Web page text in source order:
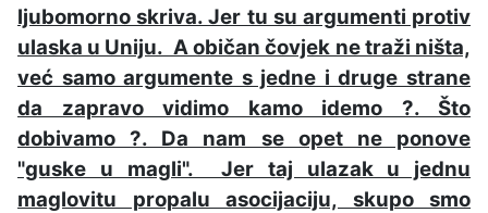
ljubomorno skriva. Jer tu su argumenti protiv
ulaska u Uniju. A običan čovjek ne traži ništa,
već samo argumente s jedne i druge strane
da zapravo vidimo kamo idemo ?. Što
dobivamo ?. Da nam se opet ne ponove
"guske u magli". Jer taj ulazak u jednu
maglovitu propalu asocijaciju, skupo smo